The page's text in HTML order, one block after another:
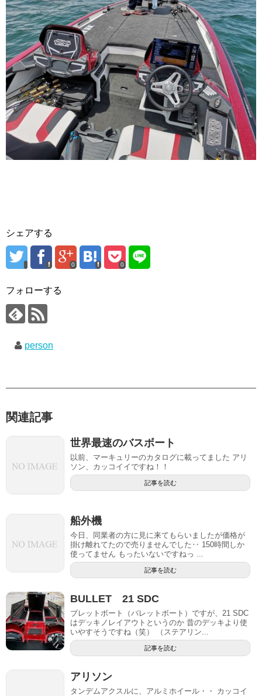
シェアする
0 0
フォローする
person
関連記事
世界最速のバスボート
以前、マーキュリーのカタログに載ってました アリ
ソン、カッコイイですね！！
記事を読む
船外機
今日、同業者の方に見に来てもらいましたが価格が
掛け離れてたので売りませんでした‥ 150時間しか
使ってません もったいないですねっ ...
記事を読む
BULLET 21 SDC
ブレットボート（バレットボート）ですが、21 SDC
はデッキノレイアウトというのか 昔のデッキより使
いやすそうですね（笑） （ステアリン...
記事を読む
アリソン
タンデムアクスルに、アルミホイール・・ カッコイ